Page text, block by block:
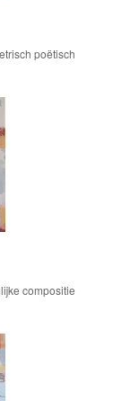
poëtisch
compositie